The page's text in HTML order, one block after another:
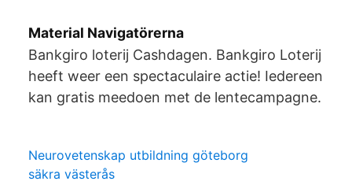
Material Navigatörerna
Bankgiro loterij Cashdagen. Bankgiro Loterij
heeft weer een spectaculaire actie! Iedereen
kan gratis meedoen met de lentecampagne.
Neurovetenskap utbildning göteborg
säkra västerås